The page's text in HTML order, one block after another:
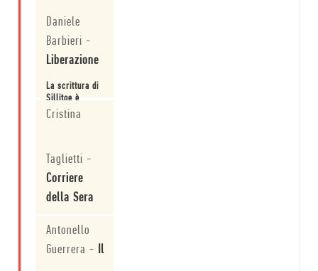
Daniele
Barbieri -
Liberazione
La scrittura di
Sillitoe è
capace di
sociologica
alla tenerezza,
dal ghigno e
dallelogio
sottigliezza di
chi scava nei
sentimenti
Cristina
Taglietti -
Corriere
della Sera
L'Inghilterra
amara prime
dei Beatles
Antonello
Guerrera - Il